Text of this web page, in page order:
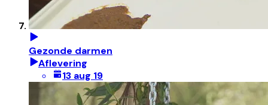
Gezonde darmen
Aflevering
13 aug 19